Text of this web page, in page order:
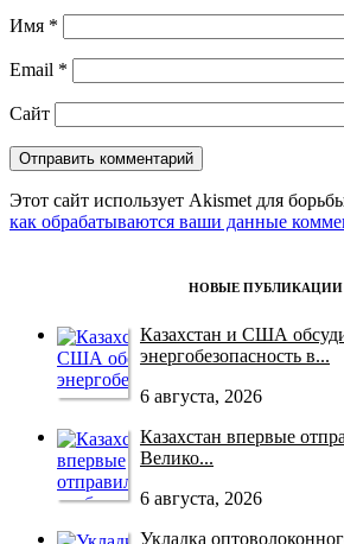
Имя *
Email *
Сайт
Этот сайт использует Akismet для
как обрабатываются ваши данные
НОВЫЕ ПУБЛИКАЦИИ
Казахстан и США
энергобезопасность в...
6 августа, 2026
Казахстан впервые
Велико...
6 августа, 2026
Укладка